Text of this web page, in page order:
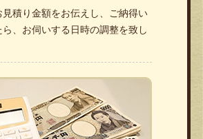
見積り金額をお伝えし、ご納得い
、お伺いする日時の調整を致し